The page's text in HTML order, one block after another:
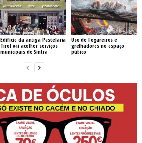
Edifício da antiga Pastelaria
Tirol vai acolher serviços
municipais de Sintra
Uso de Fogareiros e
grelhadores no espaço
púbico